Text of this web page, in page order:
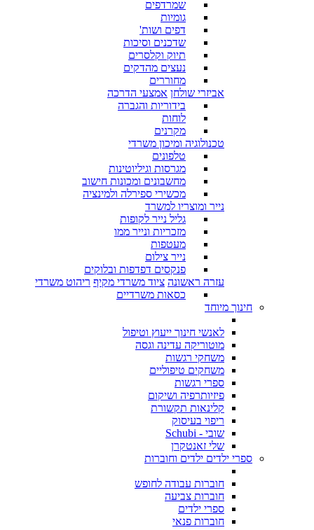
שמרדפים
גומיות
דפים ושות'
שדכנים וסיכות
תיוק וקלסרים
נעצים מהדקים
מחוררים
אביזרי שולחן אמצעי הדרכה
בידוריות והגברה
לוחות
מקרנים
טכנולוגיה ומיכון משרדי
טלפונים
מגרסות וגיליוטינות
מחשבונים ומכונות חישוב
מכשירי ספירלה ולמינציה
נייר ומוצריו למשרד
גליל נייר לקופות
מזכריות ונייר ממו
מעטפות
נייר צילום
פנקסים דפדפות ובלוקים
עזרה ראשונה ציוד משרדי מקיף ריהוט משרדי
כסאות משרדיים
חינוך מיוחד
לאנשי חינוך ייעוץ וטיפול
מוטוריקה עדינה וגסה
משחקי רגשות
משחקים טיפוליים
ספרי רגשות
פיזיותרפיה ושיקום
קלינאות תקשורת
ריפוי בעיסוק
שובי - Schubi
שלי זאנטקרן
ספרי ילדים ילדים וחוברות
חוברות עבודה לחופש
חוברות צביעה
ספרי ילדים
חוברות פנאי